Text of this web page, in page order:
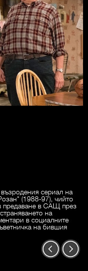
сериал на
(1988-97), чийто
предаване в САЩ през
на
в социалните
на бившия